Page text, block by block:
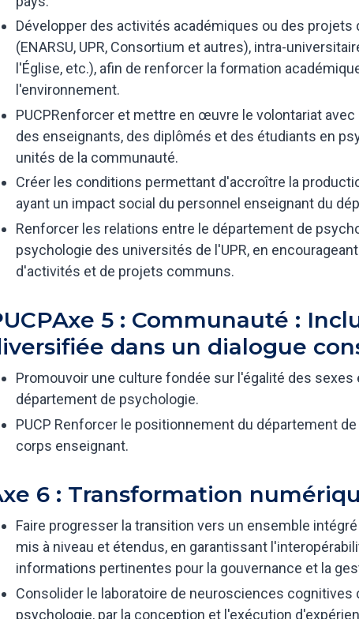
Développer des activités académiques ou des
(ENARSU, UPR, Consortium et autres), intra-
l'Église, etc.), afin de renforcer la formation
l'environnement.
PUCPRenforcer et mettre en œuvre le volontariat
des enseignants, des diplômés et des étudiants en
unités de la communauté.
Créer les conditions permettant d'accroître la
ayant un impact social du personnel enseignant du
Renforcer les relations entre le département de
psychologie des universités de l'UPR, en
d'activités et de projets communs.
5 : Communauté :
dans un dialogue
Promouvoir une culture fondée sur l'égalité des
département de psychologie.
PUCP Renforcer le positionnement du département
corps enseignant.
6 : Transformation
Faire progresser la transition vers un ensemble
mis à niveau et étendus, en garantissant
informations pertinentes pour la gouvernance et la
Consolider le laboratoire de neurosciences
psychologie, par la conception et l'exécution